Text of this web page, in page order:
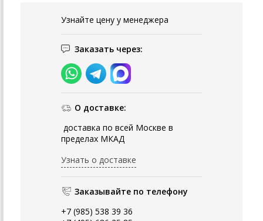
Узнайте цену у менеджера
Заказать через:
О доставке:
доставка по всей Москве в
пределах МКАД
Узнать о доставке
Заказывайте по телефону
+7 (985) 538 39 36